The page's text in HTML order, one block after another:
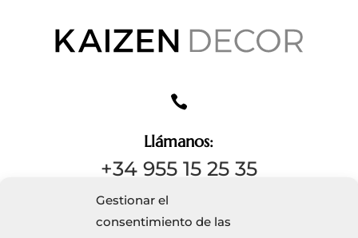
Gestionar el
consentimiento de las

Llámanos:
+34 955 15 25 35
